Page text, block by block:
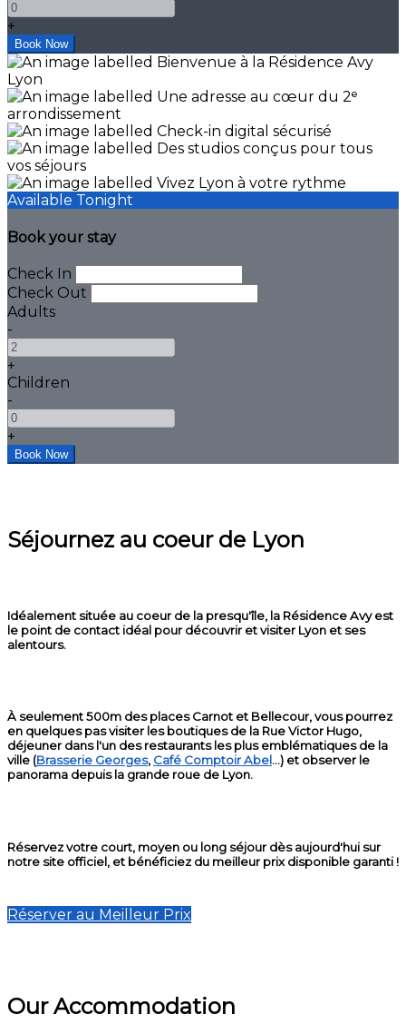
+
Available Tonight
Book your stay
Check In
Check Out
Adults
-
+
Children
-
+
Séjournez au coeur de Lyon
Idéalement située au coeur de la presqu'île, la Résidence Avy est
le point de contact idéal pour découvrir et visiter Lyon et ses
alentours.
À seulement 500m des places Carnot et Bellecour, vous pourrez
en quelques pas visiter les boutiques de la Rue Victor Hugo,
déjeuner dans l'un des restaurants les plus emblématiques de la
ville (Brasserie Georges, Café Comptoir Abel...) et observer le
panorama depuis la grande roue de Lyon.
Réservez votre court, moyen ou long séjour dès aujourd'hui sur
notre site officiel, et bénéficiez du meilleur prix disponible garanti !
Réserver au Meilleur Prix
Our Accommodation